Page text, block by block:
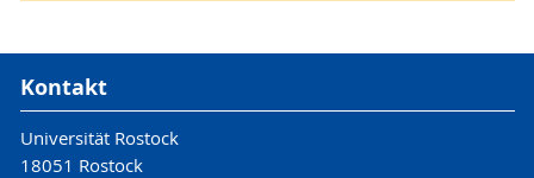
Kontakt
Universität Rostock
18051 Rostock